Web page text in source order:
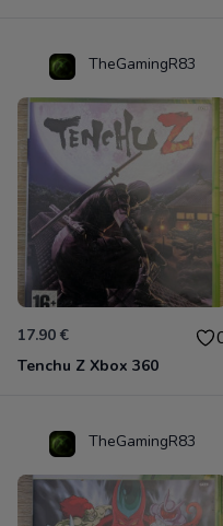
TheGamingR83
17.90 €
Tenchu Z Xbox 360
TheGamingR83